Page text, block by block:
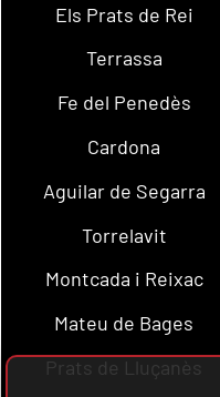
Els Prats de Rei
Terrassa
Fe del Penedès
Cardona
Aguilar de Segarra
Torrelavit
Montcada i Reixac
Mateu de Bages
Prats de Lluçanès